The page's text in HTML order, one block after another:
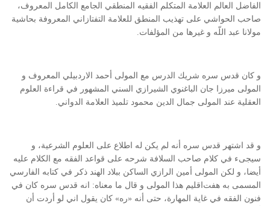
الفاضل العالم العلامة المتكلم الفقيه المنطقي الجامع الكامل المعروف،
صاحب الحواشي على تهذيب المنطق للعلامة التفتازاني المعروفة بحاشية
مولانا عبد اللّه و غيرها من المؤلفات.
و كان قدس سره شريك الدرس مع المولى أحمد الاردبيلي المعروف و
المولى ميرزا جان الباغنوي الشيرازي السني المشهور في قراءة العلوم
العقلية عند المولى جمال الدين محمود تلميذ العلامة الدواني.
و قد اشتهر قدس سره أنه لم يكن له اطلاع على العلوم الشرعية، و
سيجىء في كلام صاحب السلافة شرحه على قواعد الفقه مع الكلام عليه
أيضا، و لكن المولى أمين الرازي الساكن ببلاد الهند ذكر في كتابه الفارسي
المسمى به هفت‌اقليم هذا المولى و قال ما معناه: انه قدس سره كان في
فنون الفقه في غاية المهارة، حتى أنه «ره» كان يقول اني لو أردت أن